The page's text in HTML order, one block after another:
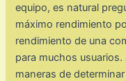
equipo, es natural
máximo rendimiento
rendimiento de una
para muchos
maneras de